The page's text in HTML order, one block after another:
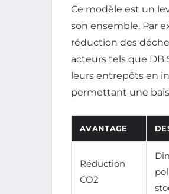
Ce modèle est un
son ensemble. Par
réduction des
acteurs tels que DB
leurs entrepôts en
permettant une
AVANTAGE
Réduction
CO2